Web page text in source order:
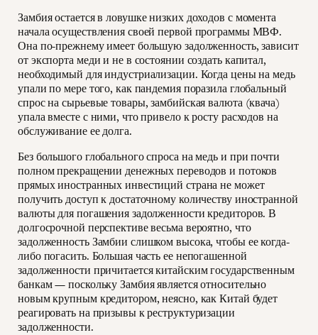
Замбия остается в ловушке низких доходов с момента
начала осуществления своей первой программы МВФ.
Она по-прежнему имеет большую задолженность, зависит
от экспорта меди и не в состоянии создать капитал,
необходимый для индустриализации. Когда цены на медь
упали по мере того, как пандемия поразила глобальный
спрос на сырьевые товары, замбийская валюта (квача)
упала вместе с ними, что привело к росту расходов на
обслуживание ее долга.
Без большого глобального спроса на медь и при почти
полном прекращении денежных переводов и потоков
прямых иностранных инвестиций страна не может
получить доступ к достаточному количеству иностранной
валюты для погашения задолженности кредиторов. В
долгосрочной перспективе весьма вероятно, что
задолженность Замбии слишком высока, чтобы ее когда-
либо погасить. Большая часть ее непогашенной
задолженности причитается китайским государственным
банкам — поскольку Замбия является относительно
новым крупным кредитором, неясно, как Китай будет
реагировать на призывы к реструктуризации
задолженности.